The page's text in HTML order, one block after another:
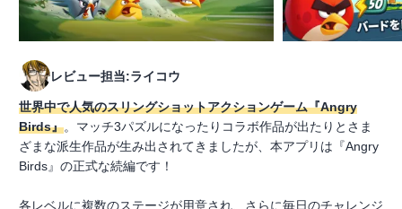
レビュー担当:ライコウ
世界中で人気のスリングショットアクションゲーム『Angry
Birds』。マッチ3パズルになったりコラボ作品が出たりとさま
ざまな派生作品が生み出されてきましたが、本アプリは『Angry
Birds』の正式な続編です！
各レベルに複数のステージが用意され、さらに毎日のチャレンジ